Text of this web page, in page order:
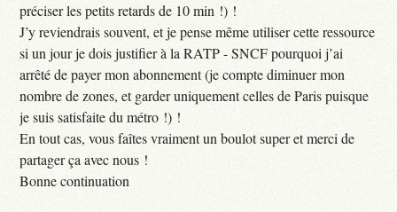
préciser les petits retards de 10 min !) !
J’y reviendrais souvent, et je pense même utiliser cette ressource
si un jour je dois justifier à la RATP - SNCF pourquoi j’ai
arrêté de payer mon abonnement (je compte diminuer mon
nombre de zones, et garder uniquement celles de Paris puisque
je suis satisfaite du métro !) !
En tout cas, vous faîtes vraiment un boulot super et merci de
partager ça avec nous !
Bonne continuation